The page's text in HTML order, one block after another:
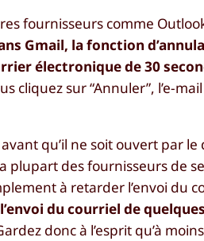
fournisseurs comme
Gmail, la fonction
électronique de 30
cliquez sur “Annuler”, l’e-
avant qu’il ne soit ouvert par
plupart des fournisseurs de
à retarder l’envoi du
du courriel de
donc à l’esprit qu’à